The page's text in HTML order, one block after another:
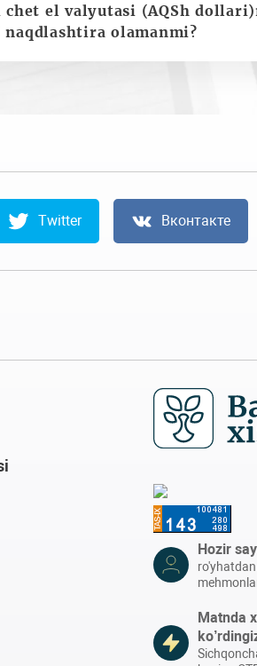
el valyutasi (AQSh
olamanmi?
Twitter Вконтакте
Hozir
Matnda